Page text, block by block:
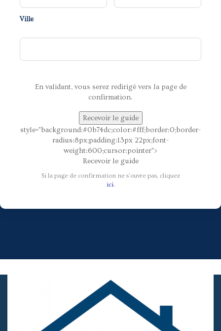
Ville
En validant, vous serez redirigé vers la page de
confirmation.
Recevoir le guide
style="background:#0b74dc;color:#fff;border:0;border-
radius:8px;padding:13px 22px;font-
weight:600;cursor:pointer">
Recevoir le guide
Si la page de confirmation ne s’ouvre pas, cliquez
ici.